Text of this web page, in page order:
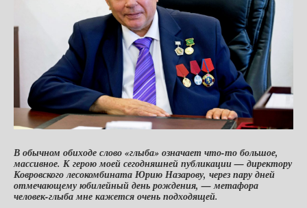
В обычном обиходе слово «глыба» означает что-то большое,
массивное. К герою моей сегодняшней публикации — директору
Ковровского лесокомбината Юрию Назарову, через пару дней
отмечающему юбилейный день рождения, — метафора
человек-глыба мне кажется очень подходящей.